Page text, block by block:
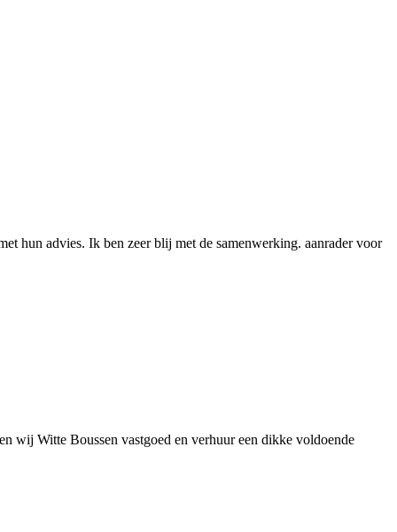
hun advies. Ik ben zeer blij met de samenwerking. aanrader voor
wij Witte Boussen vastgoed en verhuur een dikke voldoende